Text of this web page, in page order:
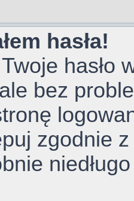
hasła!
hasło
bez
zgodnie